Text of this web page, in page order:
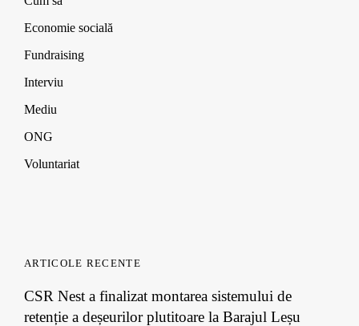
Economie socială
Fundraising
Interviu
Mediu
ONG
Voluntariat
ARTICOLE RECENTE
CSR Nest a finalizat montarea sistemului de
retenție a deșeurilor plutitoare la Barajul Leșu